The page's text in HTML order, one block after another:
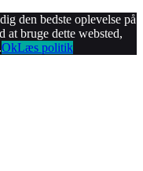
den bedste oplevelse på
at bruge dette websted,
OkLæs politik